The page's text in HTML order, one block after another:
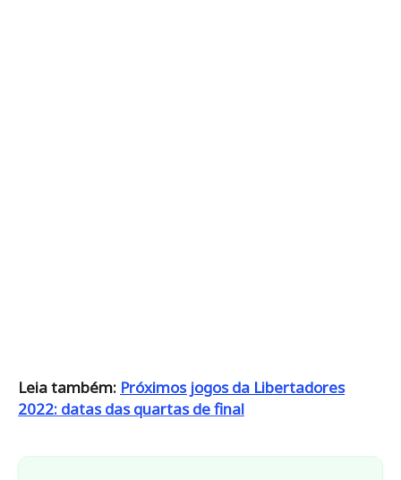
Leia também: Próximos jogos da Libertadores
2022: datas das quartas de final